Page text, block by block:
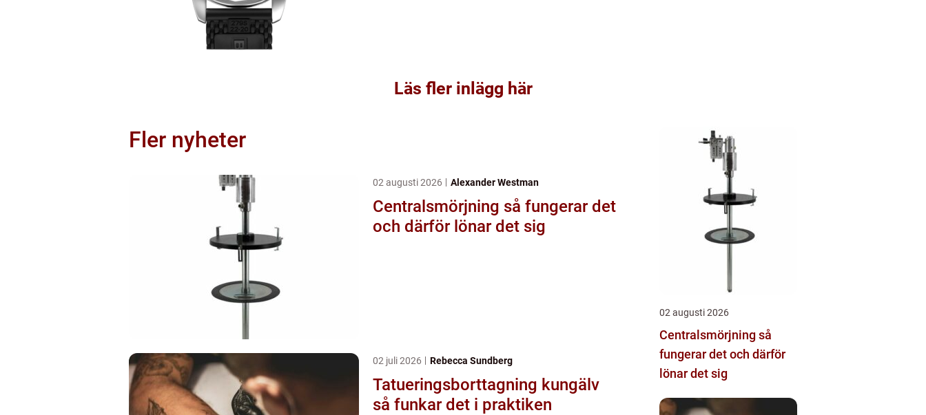
Läs fler inlägg här
Fler nyheter
02 augusti 2026 Alexander Westman
Centralsmörjning så fungerar det
och därför lönar det sig
02 juli 2026 Rebecca Sundberg
Tatueringsborttagning kungälv
så funkar det i praktiken
02 augusti 2026
Centralsmörjning så
fungerar det och därför
lönar det sig